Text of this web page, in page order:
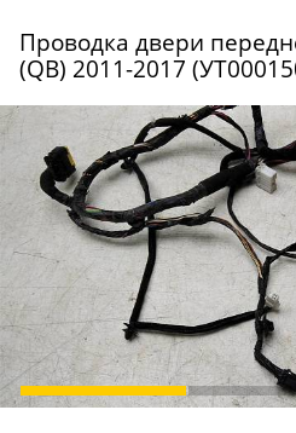
Проводка двери
(QB) 2011-2017